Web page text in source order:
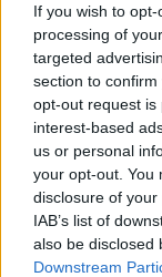
If you wish to
processing of
targeted
section to
opt-out request is
interest-based
us or personal
your opt-out. You
disclosure of
IAB’s list of
also be disclosed
Downstream
ιατρείων θα
μεταχείριση
εντός
Δείτε όσα